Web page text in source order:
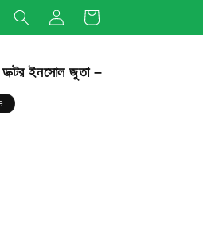
in
Cart
ইনসোল জুতা –